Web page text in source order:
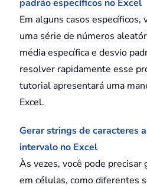
padrão específicos no Excel
Em alguns casos específicos,
uma série de números
média específica e desvio
resolver rapidamente esse
tutorial apresentará uma
Excel.
Gerar strings de caracteres
intervalo no Excel
Às vezes, você pode
em células, como diferentes